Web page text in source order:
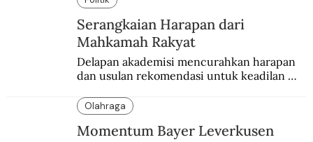
Serangkaian Harapan dari
Mahkamah Rakyat
Delapan akademisi mencurahkan harapan
dan usulan rekomendasi untuk keadilan
bangsa dan perjuangan Reformasi 1998.
Olahraga
Momentum Bayer Leverkusen